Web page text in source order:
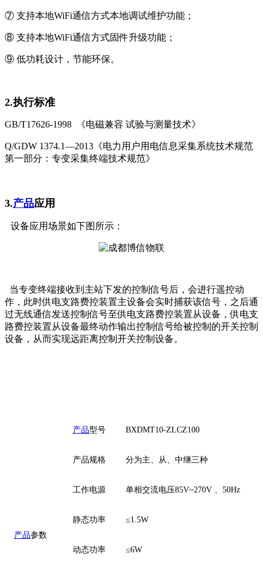
⑦ 支持本地WiFi通信方式本地调试维护功能；
⑧ 支持本地WiFi通信方式固件升级功能；
⑨ 低功耗设计，节能环保。
2.执行标准
GB/T17626-1998 《电磁兼容 试验与测量技术》
Q/GDW 1374.1—2013《电力用户用电信息采集系统技术规范
第一部分：专变采集终端技术规范》
3.产品应用
设备应用场景如下图所示：
当专变终端接收到主站下发的控制信号后，会进行遥控动
作，此时供电支路费控装置主设备会实时捕获该信号，之后通
过无线通信发送控制信号至供电支路费控装置从设备，供电支
路费控装置从设备最终动作输出控制信号给被控制的开关控制
设备，从而实现远距离控制开关控制设备。
产品参数
产品型号 BXDMT10-ZLCZ100
产品规格 分为主、从、中继三种
工作电源 单相交流电压85V~270V 、50Hz
静态功率 ≤1.5W
动态功率 ≤6W